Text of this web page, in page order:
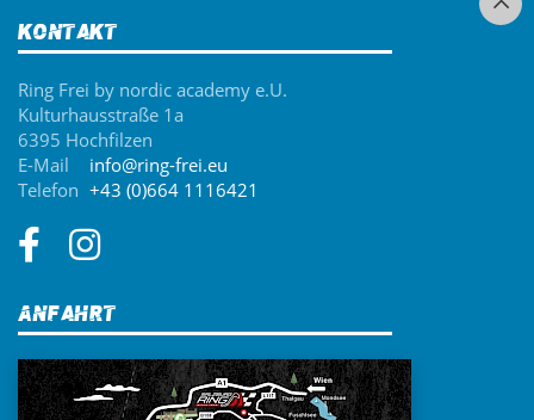
Kontakt
Ring Frei by nordic academy e.U.
Kulturhausstraße 1a
6395 Hochfilzen
E-Mail
info@ring-frei.eu
Telefon +43 (0)664 1116421
Anfahrt